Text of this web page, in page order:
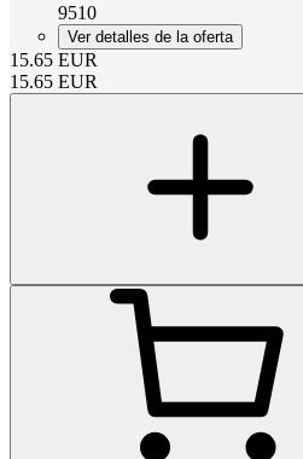
9510
Ver detalles de la oferta
15.65 EUR
15.65 EUR